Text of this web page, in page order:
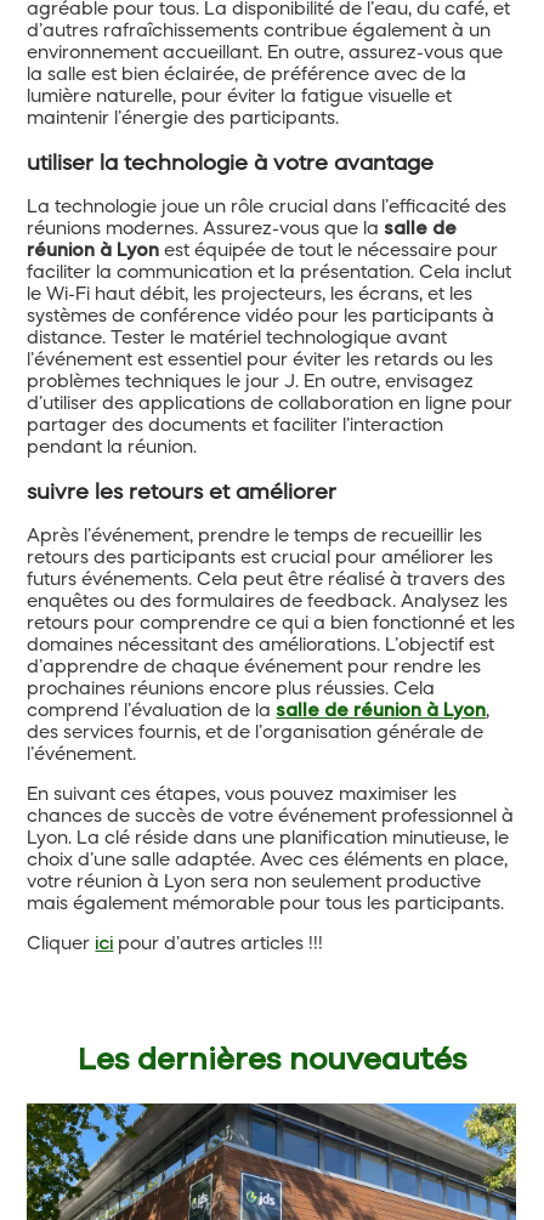
agréable pour tous. La disponibilité de l’eau, du café, et
d’autres rafraîchissements contribue également à un
environnement accueillant. En outre, assurez-vous que
la salle est bien éclairée, de préférence avec de la
lumière naturelle, pour éviter la fatigue visuelle et
maintenir l’énergie des participants.
utiliser la technologie à votre avantage
La technologie joue un rôle crucial dans l’efficacité des
réunions modernes. Assurez-vous que la salle de
réunion à Lyon est équipée de tout le nécessaire pour
faciliter la communication et la présentation. Cela inclut
le Wi-Fi haut débit, les projecteurs, les écrans, et les
systèmes de conférence vidéo pour les participants à
distance. Tester le matériel technologique avant
l’événement est essentiel pour éviter les retards ou les
problèmes techniques le jour J. En outre, envisagez
d’utiliser des applications de collaboration en ligne pour
partager des documents et faciliter l’interaction
pendant la réunion.
suivre les retours et améliorer
Après l’événement, prendre le temps de recueillir les
retours des participants est crucial pour améliorer les
futurs événements. Cela peut être réalisé à travers des
enquêtes ou des formulaires de feedback. Analysez les
retours pour comprendre ce qui a bien fonctionné et les
domaines nécessitant des améliorations. L’objectif est
d’apprendre de chaque événement pour rendre les
prochaines réunions encore plus réussies. Cela
comprend l’évaluation de lasalle de réunion à Lyon,
des services fournis, et de l’organisation générale de
l’événement.
En suivant ces étapes, vous pouvez maximiser les
chances de succès de votre événement professionnel à
Lyon. La clé réside dans une planification minutieuse, le
choix d’une salle adaptée. Avec ces éléments en place,
votre réunion à Lyon sera non seulement productive
mais également mémorable pour tous les participants.
Cliquer ici pour d’autres articles !!!
Les dernières nouveautés